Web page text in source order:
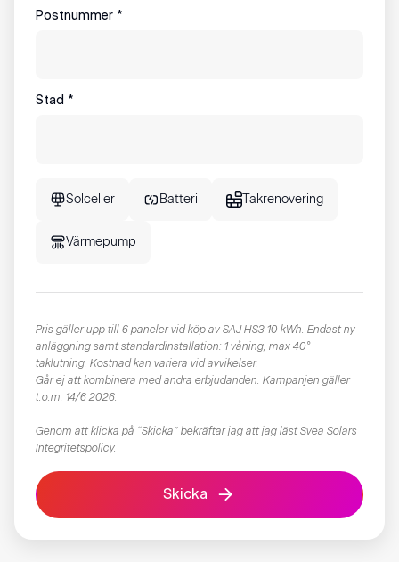
Postnummer *
Stad *
Solceller Batteri Takrenovering
Värmepump
Pris gäller upp till 6 paneler vid köp av SAJ HS3 10 kWh. Endast ny
anläggning samt standardinstallation: 1 våning, max 40°
taklutning. Kostnad kan variera vid avvikelser.
Går ej att kombinera med andra erbjudanden. Kampanjen gäller
t.o.m. 14/6 2026.
Genom att klicka på “Skicka” bekräftar jag att jag läst Svea Solars
Integritetspolicy​.
Skicka